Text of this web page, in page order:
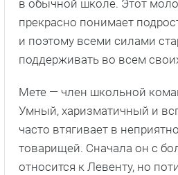
в обычной школе. Этот
прекрасно понимает
и поэтому всеми силами
поддерживать во всем
Мете — член школьной
Умный, харизматичный и
часто втягивает в
товарищей. Сначала он с
относится к Левенту, но